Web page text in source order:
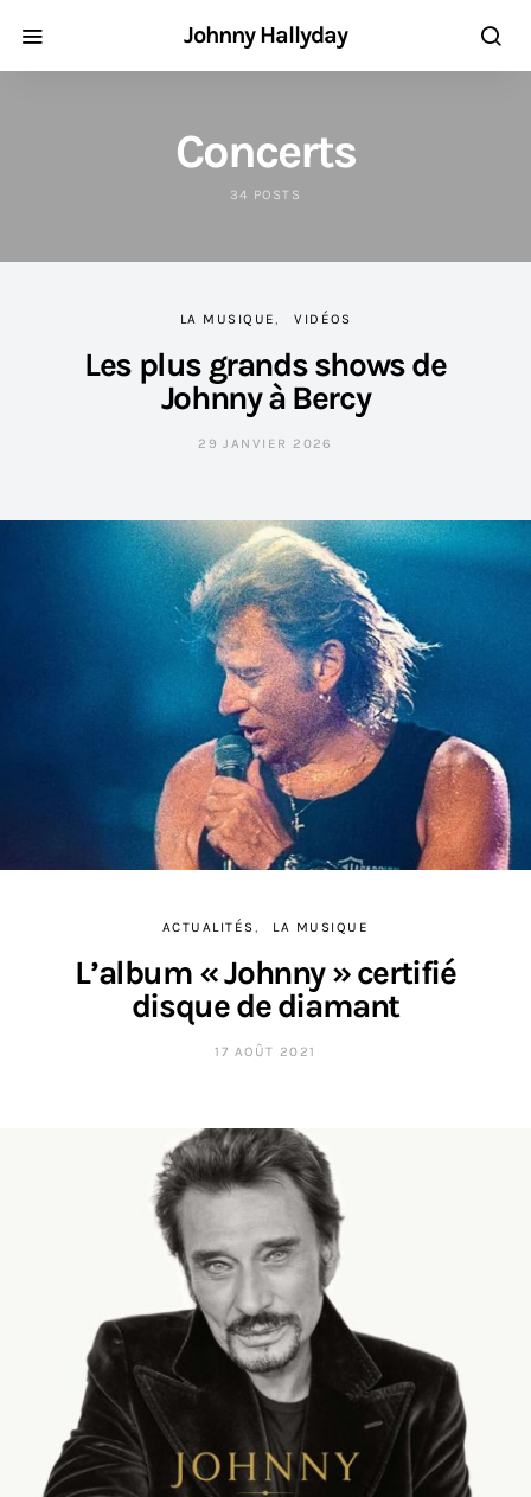
Johnny Hallyday
Concerts
34 POSTS
LA MUSIQUE VIDÉOS
Les plus grands shows de
Johnny à Bercy
29 JANVIER 2026
ACTUALITÉS LA MUSIQUE
L’album « Johnny » certifié
disque de diamant
17 AOÛT 2021